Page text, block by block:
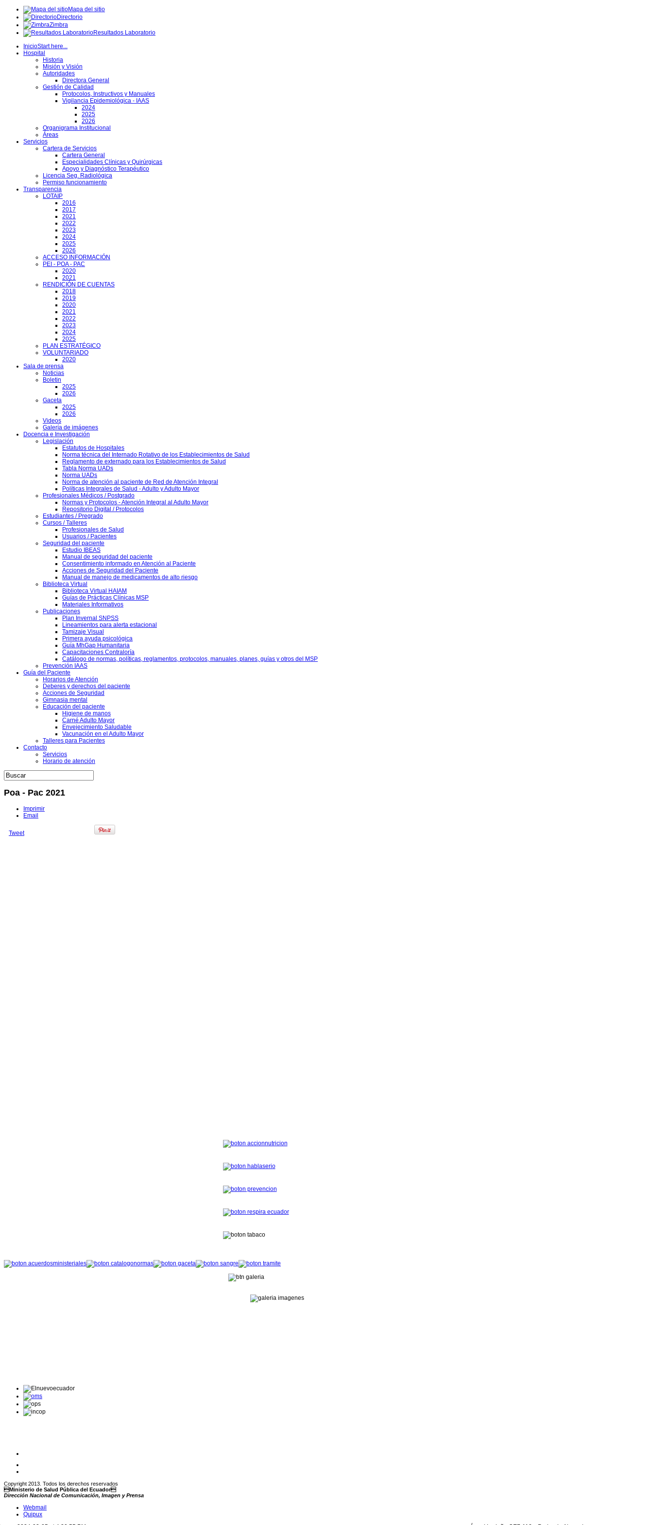
Mapa del sitio
Directorio
Zimbra
Resultados Laboratorio
InicioStart here...
Hospital
Historia
Misión y Visión
Autoridades
Directora General
Gestión de Calidad
Protocolos, Instructivos y Manuales
Vigilancia Epidemiológica - IAAS
2024
2025
2026
Organigrama Institucional
Áreas
Servicios
Cartera de Servicios
Cartera General
Especialidades Clínicas y Quirúrgicas
Apoyo y Diagnóstico Terapéutico
Licencia Seg. Radiológica
Permiso funcionamiento
Transparencia
LOTAIP
2016
2017
2021
2022
2023
2024
2025
2026
ACCESO INFORMACIÓN
PEI - POA - PAC
2020
2021
RENDICIÓN DE CUENTAS
2018
2019
2020
2021
2022
2023
2024
2025
PLAN ESTRATÉGICO
VOLUNTARIADO
2020
Sala de prensa
Noticias
Boletin
2025
2026
Gaceta
2025
2026
Videos
Galería de imágenes
Docencia e Investigación
Legislación
Estatutos de Hospitales
Norma técnica del Internado Rotativo de los Establecimientos de Salud
Reglamento de externado para los Establecimientos de Salud
Tabla Norma UADs
Norma UADs
Norma de atención al paciente de Red de Atención Integral
Políticas Integrales de Salud - Adulto y Adulto Mayor
Profesionales Médicos / Postgrado
Normas y Protocolos - Atención Integral al Adulto Mayor
Repositorio Digital / Protocolos
Estudiantes / Pregrado
Cursos / Talleres
Profesionales de Salud
Usuarios / Pacientes
Seguridad del paciente
Estudio IBEAS
Manual de seguridad del paciente
Consentimiento informado en Atención al Paciente
Acciones de Seguridad del Paciente
Manual de manejo de medicamentos de alto riesgo
Biblioteca Virtual
Biblioteca Virtual HAIAM
Guías de Prácticas Clínicas MSP
Materiales Informativos
Publicaciones
Plan Invernal SNPSS
Lineamientos para alerta estacional
Tamizaje Visual
Primera ayuda psicológica
Guía MhGap Humanitaria
Capacitaciones Contraloría
Catálogo de normas, políticas, reglamentos, protocolos, manuales, planes, guías y otros del MSP
Prevención IAAS
Guía del Paciente
Horarios de Atención
Deberes y derechos del paciente
Acciones de Seguridad
Gimnasia mental
Educación del paciente
Higiene de manos
Carné Adulto Mayor
Envejecimiento Saludable
Vacunación en el Adulto Mayor
Talleres para Pacientes
Contacto
Servicios
Horario de atención
Poa - Pac 2021
Imprimir
Email
Tweet
Copyright 2013. Todos los derechos reservados
Ministerio de Salud Pública del Ecuador
Dirección Nacional de Comunicación, Imagen y Prensa
Webmail
Quipux